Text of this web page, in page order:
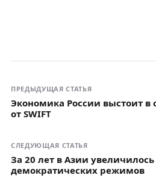
ПРЕДЫДУЩАЯ СТАТЬЯ
Экономика России выстоит в
от SWIFT
СЛЕДУЮЩАЯ СТАТЬЯ
За 20 лет в Азии
демократических режимов